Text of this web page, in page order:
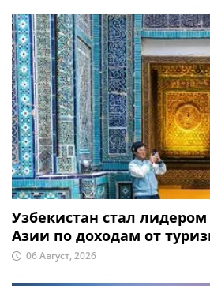
Узбекистан стал
Азии по доходам от
06 Август, 2026